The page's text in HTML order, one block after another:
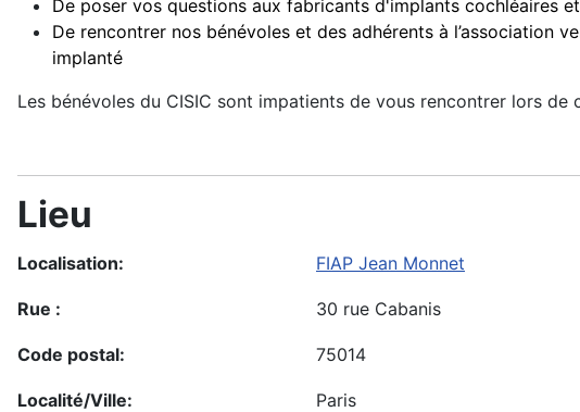
De poser vos questions aux fabricants d'implants cochléaires
De rencontrer nos bénévoles et des adhérents à l’association
implanté
Les bénévoles du CISIC sont impatients de vous rencontrer lors de
Lieu
Localisation: FIAP Jean Monnet
Rue : 30 rue Cabanis
Code postal: 75014
Localité/Ville: Paris